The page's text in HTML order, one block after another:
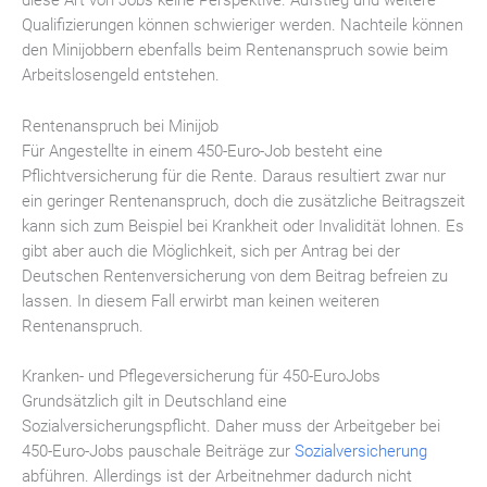
Qualifizierungen können schwieriger werden. Nachteile können
den Minijobbern ebenfalls beim Rentenanspruch sowie beim
Arbeitslosengeld entstehen.
Rentenanspruch bei Minijob
Für Angestellte in einem 450-Euro-Job besteht eine
Pflichtversicherung für die Rente. Daraus resultiert zwar nur
ein geringer Rentenanspruch, doch die zusätzliche Beitragszeit
kann sich zum Beispiel bei Krankheit oder Invalidität lohnen. Es
gibt aber auch die Möglichkeit, sich per Antrag bei der
Deutschen Rentenversicherung von dem Beitrag befreien zu
lassen. In diesem Fall erwirbt man keinen weiteren
Rentenanspruch.
Kranken- und Pflegeversicherung für 450-Euro­Jobs
Grundsätzlich gilt in Deutschland eine
Sozialversicherungspflicht. Daher muss der Arbeitgeber bei
450-Euro-Jobs pauschale Beiträge zur Sozialversicherung
abführen. Allerdings ist der Arbeitnehmer dadurch nicht